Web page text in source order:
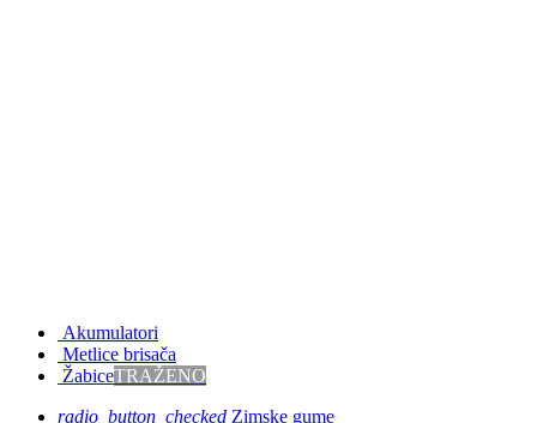
Akumulatori
Metlice brisača
ŽabiceTRAŽENO
radio_button_checked Zimske gume